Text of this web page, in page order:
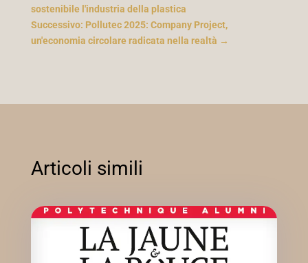
sostenibile l'industria della plastica
Successivo: Pollutec 2025: Company Project,
un'economia circolare radicata nella realtà →
Articoli simili